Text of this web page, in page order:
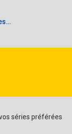
séries préférées